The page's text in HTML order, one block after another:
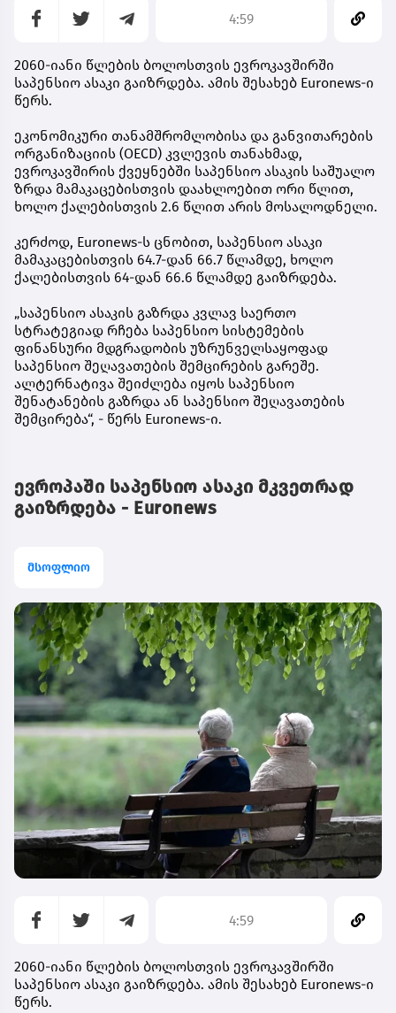
4:59
2060-იანი წლების ბოლოსთვის ევროკავშირში
საპენსიო ასაკი გაიზრდება. ამის შესახებ Euronews-ი
წერს.
ეკონომიკური თანამშრომლობისა და განვითარების
ორგანიზაციის (OECD) კვლევის თანახმად,
ევროკავშირის ქვეყნებში საპენსიო ასაკის საშუალო
ზრდა მამაკაცებისთვის დაახლოებით ორი წლით,
ხოლო ქალებისთვის 2.6 წლით არის მოსალოდნელი.
კერძოდ, Euronews-ს ცნობით, საპენსიო ასაკი
მამაკაცებისთვის 64.7-დან 66.7 წლამდე, ხოლო
ქალებისთვის 64-დან 66.6 წლამდე გაიზრდება.
„საპენსიო ასაკის გაზრდა კვლავ საერთო
სტრატეგიად რჩება საპენსიო სისტემების
ფინანსური მდგრადობის უზრუნველსაყოფად
საპენსიო შეღავათების შემცირების გარეშე.
ალტერნატივა შეიძლება იყოს საპენსიო
შენატანების გაზრდა ან საპენსიო შეღავათების
შემცირება“, - წერს Euronews-ი.
ევროპაში საპენსიო ასაკი მკვეთრად
გაიზრდება - Euronews
მსოფლიო
4:59
2060-იანი წლების ბოლოსთვის ევროკავშირში
საპენსიო ასაკი გაიზრდება. ამის შესახებ Euronews-ი
წერს.